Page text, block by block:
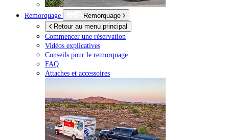
Remorquage
Remorquage
Retour au menu principal
Commencer une réservation
Vidéos explicatives
Conseils pour le remorquage
FAQ
Attaches et accessoires